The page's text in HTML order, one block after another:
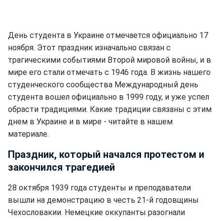
День студента в Украине отмечается официально 17
ноября. Этот праздник изначально связан с
трагическими событиями Второй мировой войны, и в
мире его стали отмечать с 1946 года. В жизнь нашего
студенческого сообщества Международный день
студента вошел официально в 1999 году, и уже успел
обрасти традициями. Какие традиции связаны с этим
днем в Украине и в мире - читайте в нашем
материале.
Праздник, который начался протестом и
закончился трагедией
28 октября 1939 года студенты и преподаватели
вышли на демонстрацию в честь 21-й годовщины
Чехословакии. Немецкие оккупанты разогнали